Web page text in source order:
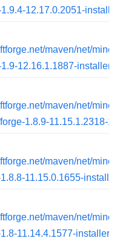
12.17.0.2051-
maven/net/
12.16.1.1887-
maven/net/
1.8.9-11.15.1.2318-
maven/net/
11.15.0.1655-
maven/net/
11.14.4.1577-